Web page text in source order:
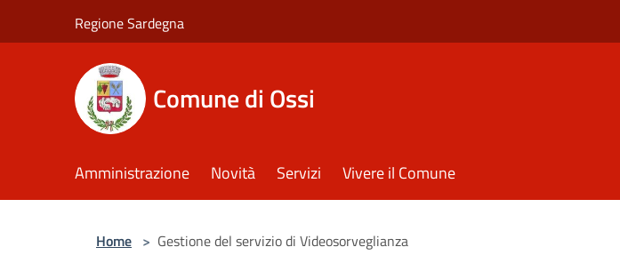
Regione Sardegna
Comune di Ossi
Amministrazione Novità Servizi Vivere il Comune
Home > Gestione del servizio di Videosorveglianza